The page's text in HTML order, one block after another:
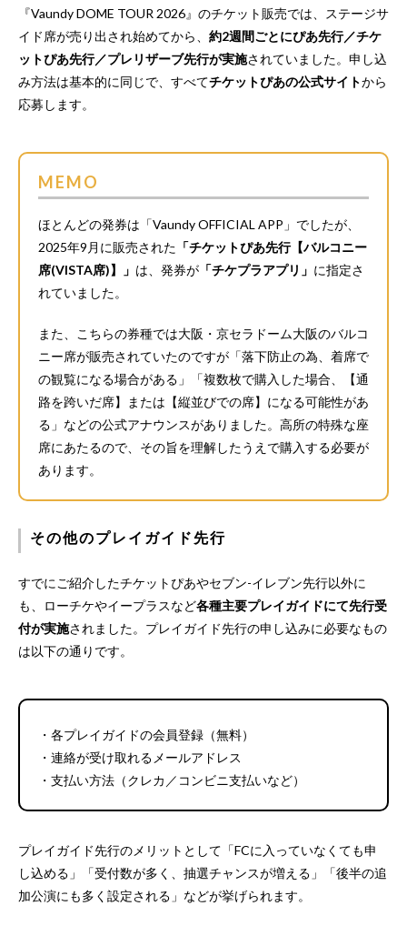
『Vaundy DOME TOUR 2026』のチケット販売では、ステージサ
イド席が売り出され始めてから、 約2週間ごとにぴあ先行／チケ
ットぴあ先行／プレリザーブ先行が実施されていました。申し込
み方法は基本的に同じで、すべてチケットぴあの公式サイトから
応募します。
MEMO
ほとんどの発券は「Vaundy OFFICIAL APP」でしたが、
2025年9月に販売された 「チケットぴあ先行【バルコニー
席(VISTA席)】」 は、発券が 「チケプラアプリ」 に指定さ
れていました。
また、こちらの券種では大阪・京セラドーム大阪のバルコ
ニー席が販売されていたのですが「落下防止の為、着席で
の観覧になる場合がある」「複数枚で購入した場合、【通
路を跨いだ席】または【縦並びでの席】になる可能性があ
る」などの公式アナウンスがありました。高所の特殊な座
席にあたるので、その旨を理解したうえで購入する必要が
あります。
その他のプレイガイド先行
すでにご紹介したチケットぴあやセブン-イレブン先行以外に
も、ローチケやイープラスなど各種主要プレイガイドにて先行受
付が実施されました。プレイガイド先行の申し込みに必要なもの
は以下の通りです。
・各プレイガイドの会員登録（無料）
・連絡が受け取れるメールアドレス
・支払い方法（クレカ／コンビニ支払いなど）
プレイガイド先行のメリットとして「FCに入っていなくても申
し込める」「受付数が多く、抽選チャンスが増える」「後半の追
加公演にも多く設定される」などが挙げられます。